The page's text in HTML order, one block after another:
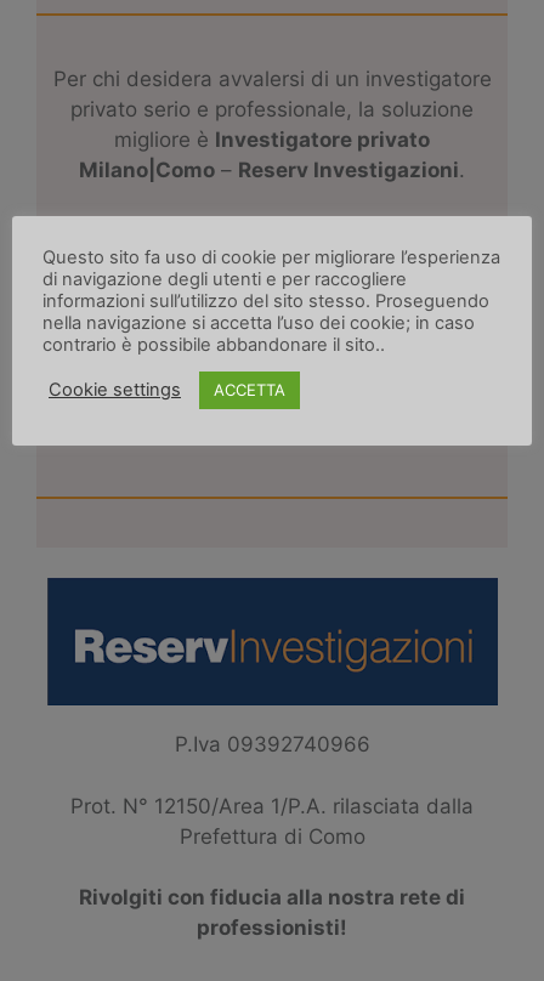
Per chi desidera avvalersi di un investigatore
privato serio e professionale, la soluzione
migliore è Investigatore privato
Milano|Como – Reserv Investigazioni.
+39 3920078824
info@reservinvestigazioni.it
P.Iva 09392740966
Prot. N° 12150/Area 1/P.A. rilasciata dalla
Prefettura di Como
Rivolgiti con fiducia alla nostra rete di
professionisti!
Questo sito fa uso di cookie per migliorare l’esperienza
di navigazione degli utenti e per raccogliere
informazioni sull’utilizzo del sito stesso. Proseguendo
nella navigazione si accetta l’uso dei cookie; in caso
contrario è possibile abbandonare il sito..
Cookie settings ACCETTA